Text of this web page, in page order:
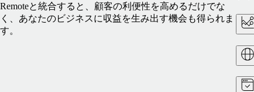
Remoteと統合すると、顧客の利便性を高めるだけでな
く、あなたのビジネスに収益を生み出す機会も得られま
す。